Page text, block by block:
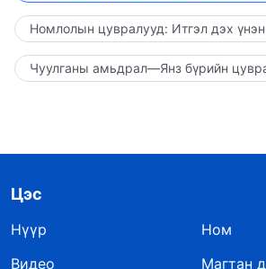
Номлолын цувралууд: Итгэл дэх
Чуулганы амьдрал—Янз бүрийн
Цэс
Нүүр
Ном
Видео
Магтан